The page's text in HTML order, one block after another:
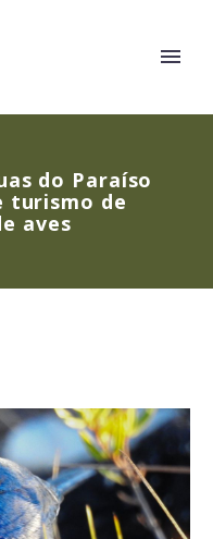
do Paraíso
turismo de
aves